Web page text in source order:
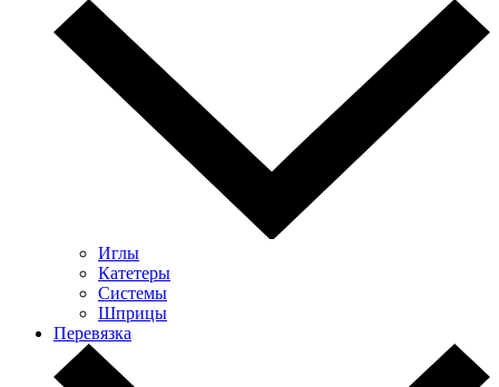
Иглы
Катетеры
Системы
Шприцы
Перевязка